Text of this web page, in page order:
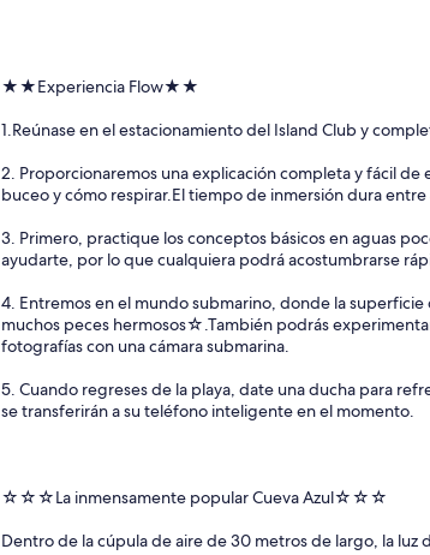
★★Experiencia Flow★★
1.Reúnase en el estacionamiento del Island Club y
2. Proporcionaremos una explicación completa y fácil
buceo y cómo respirar.El tiempo de inmersión dura
3. Primero, practique los conceptos básicos en aguas
ayudarte, por lo que cualquiera podrá acostumbrarse
4. Entremos en el mundo submarino, donde la
muchos peces hermosos☆.También podrás
fotografías con una cámara submarina.
5. Cuando regreses de la playa, date una ducha para
se transferirán a su teléfono inteligente en el momento.
☆☆☆La inmensamente popular Cueva Azul☆☆☆
Dentro de la cúpula de aire de 30 metros de largo, la luz